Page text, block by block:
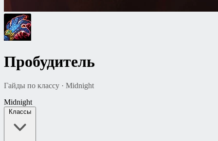
Пробудитель
Гайды по классу · Midnight
Midnight